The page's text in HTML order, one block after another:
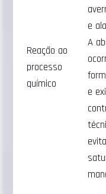
Reação ao
processo
químico
e
A
e